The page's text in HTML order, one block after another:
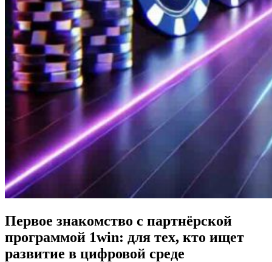
Первое знакомство с партнёрской
программой 1win: для тех, кто ищет
развитие в цифровой среде